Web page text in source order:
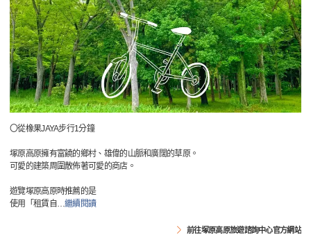
〇從橡果JAYA步行1分鐘
塚原高原擁有富饒的鄉村、雄偉的山脈和廣闊的草原。
可愛的建築周圍散佈著可愛的商店。
遊覽塚原高原時推薦的是
使用「租賃自…繼續閱讀
前往塚原高原旅遊諮詢中心官方網站